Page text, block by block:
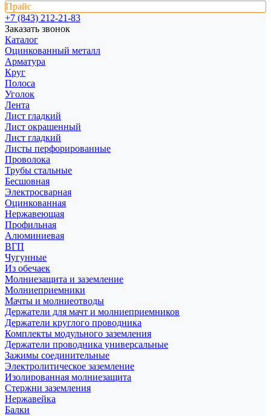
Прайс
+7 (843) 212-21-83
Заказать звонок
Каталог
Оцинкованный металл
Арматура
Круг
Полоса
Уголок
Лента
Лист гладкий
Лист окрашенный
Лист гладкий
Листы перфорированные
Проволока
Трубы стальные
Бесшовная
Электросварная
Оцинкованная
Нержавеющая
Профильная
Алюминиевая
ВГП
Чугунные
Из обечаек
Молниезащита и заземление
Молниеприемники
Мачты и молниеотводы
Держатели для мачт и молниеприемников
Держатели круглого проводника
Комплекты модульного заземления
Держатели проводника универсальные
Зажимы соединительные
Электролитическое заземление
Изолированная молниезащита
Стержни заземления
Нержавейка
Балки